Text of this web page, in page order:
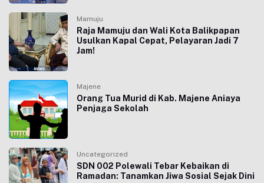
Mamuju
Raja Mamuju dan Wali Kota Balikpapan
Usulkan Kapal Cepat, Pelayaran Jadi 7
Jam!
Majene
Orang Tua Murid di Kab. Majene Aniaya
Penjaga Sekolah
Uncategorized
SDN 002 Polewali Tebar Kebaikan di
Ramadan: Tanamkan Jiwa Sosial Sejak Dini